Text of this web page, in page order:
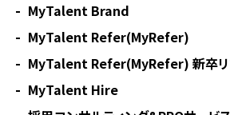
MyTalent Brand
MyTalent Refer(MyRefer)
MyTalent Refer(MyRefer) 新卒リ
MyTalent Hire